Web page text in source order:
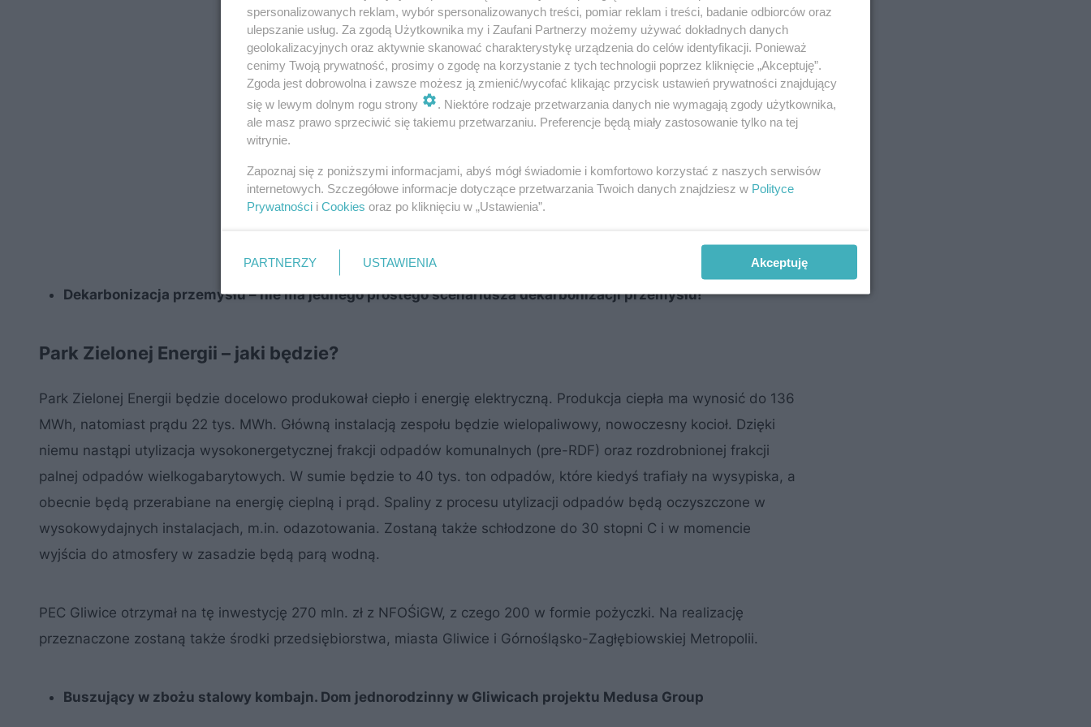
Dekarbonizacja przemysłu – nie ma jednego prostego scenariusza dekarbonizacji przemysłu!
Park Zielonej Energii – jaki będzie?
Park Zielonej Energii będzie docelowo produkował ciepło i energię elektryczną. Produkcja ciepła ma wynosić do 136
MWh, natomiast prądu 22 tys. MWh. Główną instalacją zespołu będzie wielopaliwowy, nowoczesny kocioł. Dzięki
niemu nastąpi utylizacja wysokonergetycznej frakcji odpadów komunalnych (pre-RDF) oraz rozdrobnionej frakcji
palnej odpadów wielkogabarytowych. W sumie będzie to 40 tys. ton odpadów, które kiedyś trafiały na wysypiska, a
obecnie będą przerabiane na energię cieplną i prąd. Spaliny z procesu utylizacji odpadów będą oczyszczone w
wysokowydajnych instalacjach, m.in. odazotowania. Zostaną także schłodzone do 30 stopni C i w momencie
wyjścia do atmosfery w zasadzie będą parą wodną.
PEC Gliwice otrzymał na tę inwestycję 270 mln. zł z NFOŚiGW, z czego 200 w formie pożyczki. Na realizację
przeznaczone zostaną także środki przedsiębiorstwa, miasta Gliwice i Górnośląsko-Zagłębiowskiej Metropolii.
Buszujący w zbożu stalowy kombajn. Dom jednorodzinny w Gliwicach projektu Medusa Group
spersonalizowanych reklam, wybór spersonalizowanych treści, pomiar reklam i treści, badanie odbiorców oraz
ulepszanie usług. Za zgodą Użytkownika my i Zaufani Partnerzy możemy używać dokładnych danych
geolokalizacyjnych oraz aktywnie skanować charakterystykę urządzenia do celów identyfikacji. Ponieważ
cenimy Twoją prywatność, prosimy o zgodę na korzystanie z tych technologii poprzez kliknięcie „Akceptuję”.
Zgoda jest dobrowolna i zawsze możesz ją zmienić/wycofać klikając przycisk ustawień prywatności znajdujący
się w lewym dolnym rogu strony
. Niektóre rodzaje przetwarzania danych nie wymagają zgody użytkownika,
ale masz prawo sprzeciwić się takiemu przetwarzaniu. Preferencje będą miały zastosowanie tylko na tej
witrynie.
Zapoznaj się z poniższymi informacjami, abyś mógł świadomie i komfortowo korzystać z naszych serwisów
internetowych. Szczegółowe informacje dotyczące przetwarzania Twoich danych znajdziesz w Polityce
Prywatności i Cookies oraz po kliknięciu w „Ustawienia”.
PARTNERZY USTAWIENIA Akceptuję